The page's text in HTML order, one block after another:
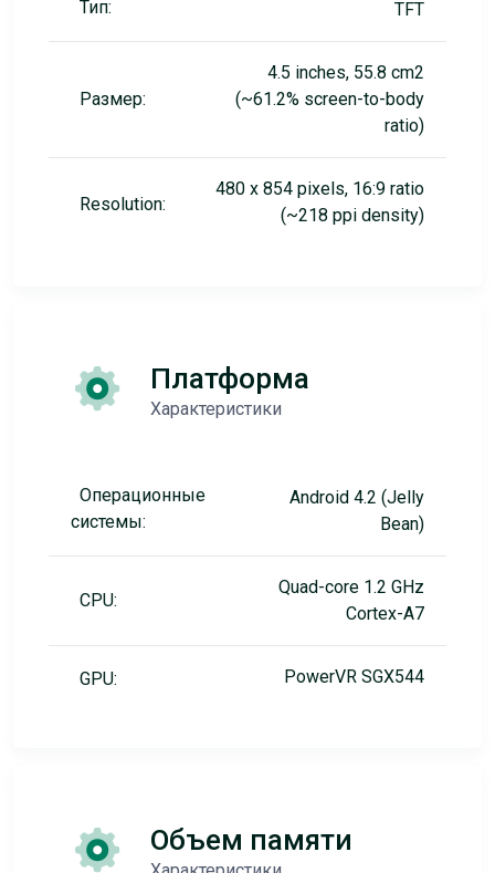
Тип: TFT
Размер:
4.5 inches, 55.8 cm2
(~61.2% screen-to-body
ratio)
Resolution:
480 x 854 pixels, 16:9 ratio
(~218 ppi density)
Платформа
Характеристики
Операционные
системы:
Android 4.2 (Jelly
Bean)
CPU:
Quad-core 1.2 GHz
Cortex-A7
GPU: PowerVR SGX544
Объем памяти